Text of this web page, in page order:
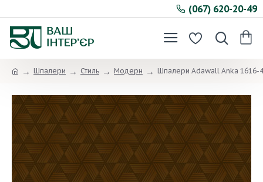
(067) 620-20-49
Шпалери Стиль Модерн Шпалери Adawall Anka 1616-4